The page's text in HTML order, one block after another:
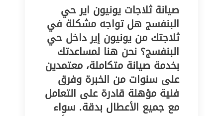
صيانة ثلاجات يونيون اير حي
البنفسج هل تواجه مشكلة في
ثلاجتك من يونيون إير داخل حي
البنفسج؟ نحن هنا لمساعدتك
بخدمة صيانة متكاملة، معتمدين
على سنوات من الخبرة وفرق
فنية مؤهلة قادرة على التعامل
مع جميع الأعطال بدقة. سواء